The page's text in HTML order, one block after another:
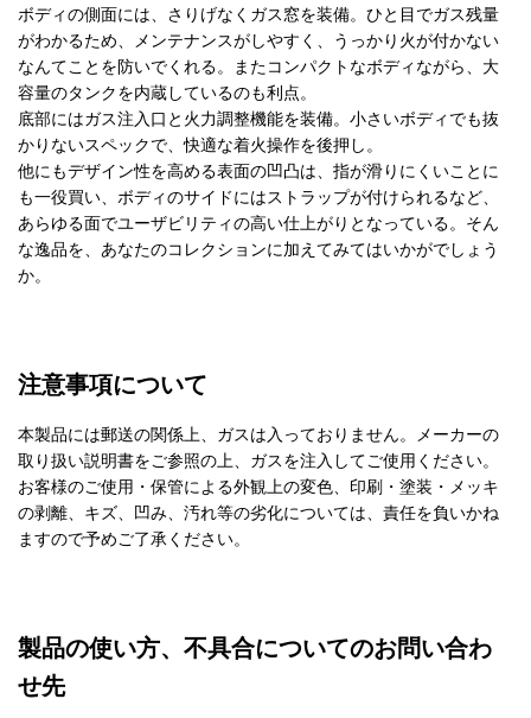
ボディの側面には、さりげなくガス窓を装備。ひと目でガス残量
がわかるため、メンテナンスがしやすく、うっかり火が付かない
なんてことを防いでくれる。またコンパクトなボディながら、大
容量のタンクを内蔵しているのも利点。
底部にはガス注入口と火力調整機能を装備。小さいボディでも抜
かりないスペックで、快適な着火操作を後押し。
他にもデザイン性を高める表面の凹凸は、指が滑りにくいことに
も一役買い、ボディのサイドにはストラップが付けられるなど、
あらゆる面でユーザビリティの高い仕上がりとなっている。そん
な逸品を、あなたのコレクションに加えてみてはいかがでしょう
か。
注意事項について
本製品には郵送の関係上、ガスは入っておりません。メーカーの
取り扱い説明書をご参照の上、ガスを注入してご使用ください。
お客様のご使用・保管による外観上の変色、印刷・塗装・メッキ
の剥離、キズ、凹み、汚れ等の劣化については、責任を負いかね
ますので予めご了承ください。
製品の使い方、不具合についてのお問い合わ
せ先